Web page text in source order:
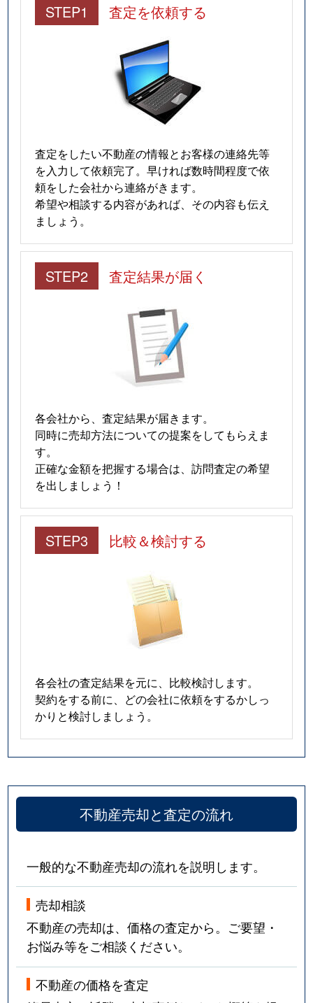
STEP1 査定を依頼する
査定をしたい不動産の情報とお客様の連絡先等
を入力して依頼完了。早ければ数時間程度で依
頼をした会社から連絡がきます。
希望や相談する内容があれば、その内容も伝え
ましょう。
STEP2 査定結果が届く
各会社から、査定結果が届きます。
同時に売却方法についての提案をしてもらえま
す。
正確な金額を把握する場合は、訪問査定の希望
を出しましょう！
STEP3 比較＆検討する
各会社の査定結果を元に、比較検討します。
契約をする前に、どの会社に依頼をするかしっ
かりと検討しましょう。
不動産売却と査定の流れ
一般的な不動産売却の流れを説明します。
売却相談
不動産の売却は、価格の査定から。ご要望・
お悩み等をご相談ください。
不動産の価格を査定